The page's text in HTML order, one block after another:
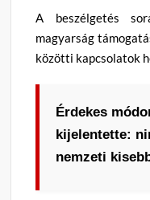
A beszélgetés
magyarság
közötti kapcsolatok
Érdekes
kijelentette:
nemzeti